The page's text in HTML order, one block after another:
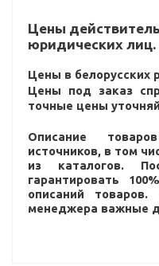
Цены
юридических лиц.
Цены в белорусских
Цены под заказ
точные цены
Описание
источников, в том
из каталогов.
гарантировать
описаний товаров.
менеджера важные